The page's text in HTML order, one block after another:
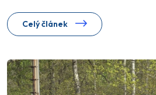
Celý článek